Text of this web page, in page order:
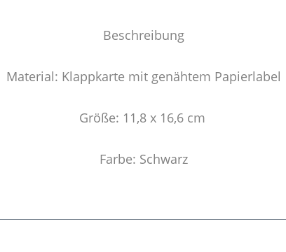
Beschreibung
Material: Klappkarte mit genähtem Papierlabel
Größe: 11,8 x 16,6 cm
Farbe: Schwarz